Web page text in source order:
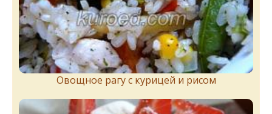
Овощное рагу с курицей и рисом